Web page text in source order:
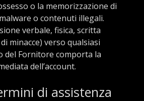
o la memorizzazione di
o contenuti illegali.
verbale, fisica, scritta
minacce) verso qualsiasi
del Fornitore comporta la
dell’account.
di assistenza